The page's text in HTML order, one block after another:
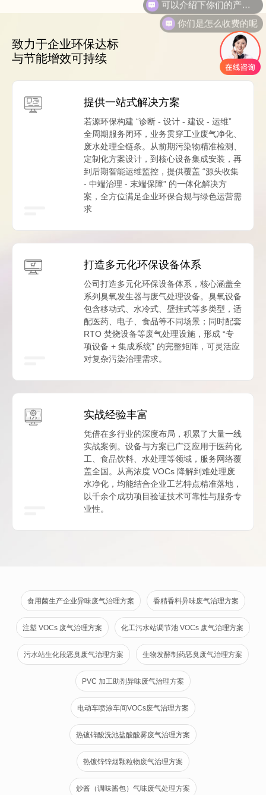
致力于企业环保达标
与节能增效可持续
提供一站式解决方案
若源环保构建 “诊断 - 设计 - 建设 - 运维”
全周期服务闭环，业务贯穿工业废气净化、
废水处理全链条。从前期污染物精准检测、
定制化方案设计，到核心设备集成安装，再
到后期智能运维监控，提供覆盖 “源头收集
- 中端治理 - 末端保障” 的一体化解决方
案，全方位满足企业环保合规与绿色运营需
求
打造多元化环保设备体系
公司打造多元化环保设备体系，核心涵盖全
系列臭氧发生器与废气处理设备。臭氧设备
包含移动式、水冷式、壁挂式等多类型，适
配医药、电子、食品等不同场景；同时配套
RTO 焚烧设备等废气处理设施，形成 “专
项设备 + 集成系统” 的完整矩阵，可灵活应
对复杂污染治理需求。
实战经验丰富
凭借在多行业的深度布局，积累了大量一线
实战案例。设备与方案已广泛应用于医药化
工、食品饮料、水处理等领域，服务网络覆
盖全国。从高浓度 VOCs 降解到难处理废
水净化，均能结合企业工艺特点精准落地，
以千余个成功项目验证技术可靠性与服务专
业性。
食用菌生产企业异味废气治理方案 香精香料异味废气治理方案
注塑 VOCs 废气治理方案 化工污水站调节池 VOCs 废气治理方案
污水站生化段恶臭废气治理方案 生物发酵制药恶臭废气治理方案
PVC 加工助剂异味废气治理方案
电动车喷涂车间VOCs废气治理方案
热镀锌酸洗池盐酸酸雾废气治理方案
热镀锌锌烟颗粒物废气治理方案
炒酱（调味酱包）气味废气处理方案
你们是怎么收费的呢